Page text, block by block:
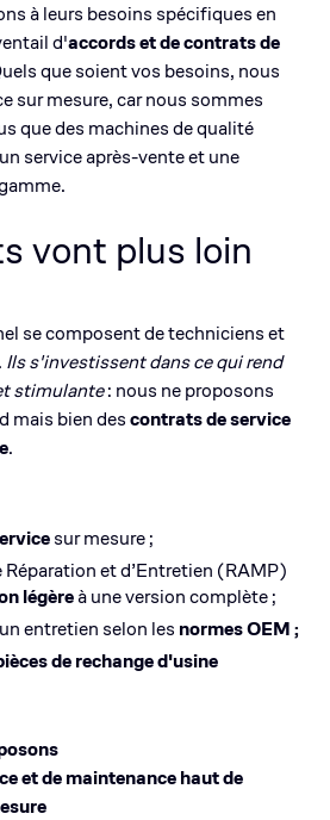
à leurs besoins spécifiques en
d'accords et de contrats de
que soient vos besoins, nous
sur mesure, car nous sommes
que des machines de qualité
service après-vente et une
vont plus loin
se composent de techniciens et
Ils s'investissent dans ce qui rend
stimulante: nous ne proposons
mais bien descontrats de service
.
sur mesure ;
Réparation et d’Entretien (RAMP)
légèreà une version complète ;
entretien selon les normes OEM ;
de rechange d'usine
et de maintenance haut de